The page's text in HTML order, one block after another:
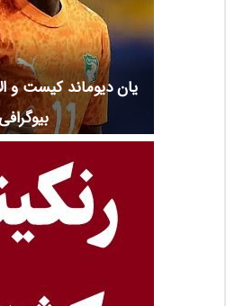
یان دیوماند کیست و
بیوگرافی